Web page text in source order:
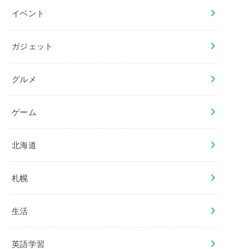
イベント
ガジェット
グルメ
ゲーム
北海道
札幌
生活
英語学習